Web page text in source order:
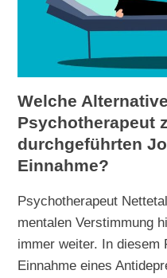
Welche
Psychotherapeut
durchgeführten
Einnahme?
Psychotherapeut
mentalen Verstimmung
immer weiter. In diesem
Einnahme eines